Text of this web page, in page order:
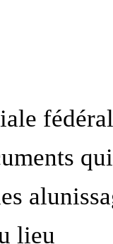
qui
lieu